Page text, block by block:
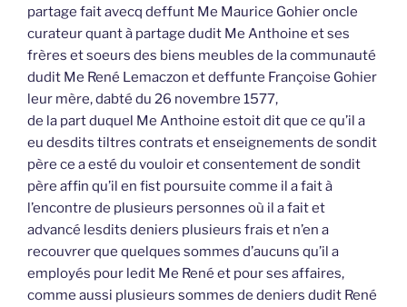
partage fait avecq deffunt Me Maurice Gohier oncle
curateur quant à partage dudit Me Anthoine et ses
frères et soeurs des biens meubles de la communauté
dudit Me René Lemaczon et deffunte Françoise Gohier
leur mère, dabté du 26 novembre 1577,
de la part duquel Me Anthoine estoit dit que ce qu’il a
eu desdits tiltres contrats et enseignements de sondit
père ce a esté du vouloir et consentement de sondit
père affin qu’il en fist poursuite comme il a fait à
l’encontre de plusieurs personnes où il a fait et
advancé lesdits deniers plusieurs frais et n’en a
recouvrer que quelques sommes d’aucuns qu’il a
employés pour ledit Me René et pour ses affaires,
comme aussi plusieurs sommes de deniers dudit René